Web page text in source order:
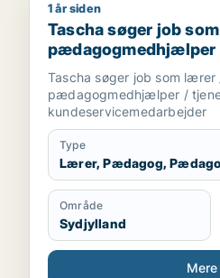
Tascha søger job som
1 år siden
Tascha søger job
pædagogmedhjælper
Tascha søger job som
pædagogmedhjælper /
kundeservicemedarbejder
Type
Lærer, Pædagog,
Område
Sydjylland